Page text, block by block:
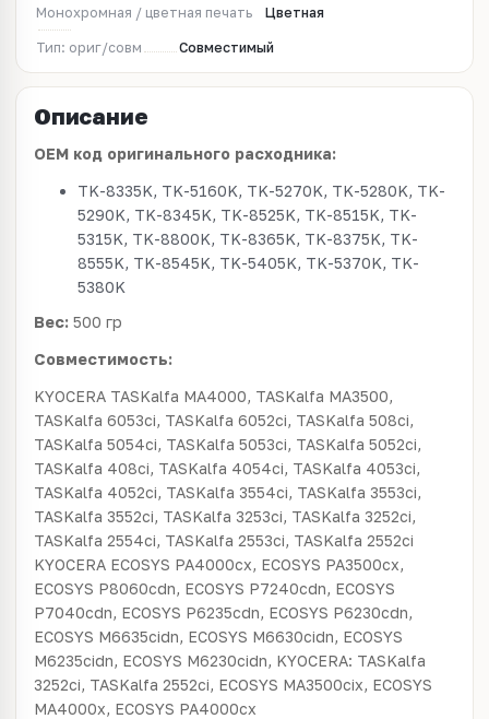
Монохромная / цветная печать
Цветная
Тип: ориг/совм Совместимый
Описание
OEM код оригинального расходника:
TK-8335K, TK-5160K, TK-5270K, TK-5280K, TK-
5290K, TK-8345K, TK-8525K, TK-8515K, TK-
5315K, TK-8800K, TK-8365K, TK-8375K, TK-
8555K, TK-8545K, TK-5405K, TK-5370K, TK-
5380K
Вес: 500 гр
Совместимость:
KYOCERA TASKalfa MA4000, TASKalfa MA3500,
TASKalfa 6053ci, TASKalfa 6052ci, TASKalfa 508ci,
TASKalfa 5054ci, TASKalfa 5053ci, TASKalfa 5052ci,
TASKalfa 408ci, TASKalfa 4054ci, TASKalfa 4053ci,
TASKalfa 4052ci, TASKalfa 3554ci, TASKalfa 3553ci,
TASKalfa 3552ci, TASKalfa 3253ci, TASKalfa 3252ci,
TASKalfa 2554ci, TASKalfa 2553ci, TASKalfa 2552ci
KYOCERA ECOSYS PA4000cx, ECOSYS PA3500cx,
ECOSYS P8060cdn, ECOSYS P7240cdn, ECOSYS
P7040cdn, ECOSYS P6235cdn, ECOSYS P6230cdn,
ECOSYS M6635cidn, ECOSYS M6630cidn, ECOSYS
M6235cidn, ECOSYS M6230cidn, KYOCERA: TASKalfa
3252ci, TASKalfa 2552ci, ECOSYS MA3500cix, ECOSYS
MA4000x, ECOSYS PA4000cx